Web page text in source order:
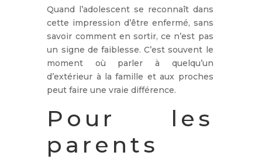
Quand l’adolescent se reconnaît dans
cette impression d’être enfermé, sans
savoir comment en sortir, ce n’est pas
un signe de faiblesse. C’est souvent le
moment où parler à quelqu’un
d’extérieur à la famille et aux proches
peut faire une vraie différence.
Pour les
parents